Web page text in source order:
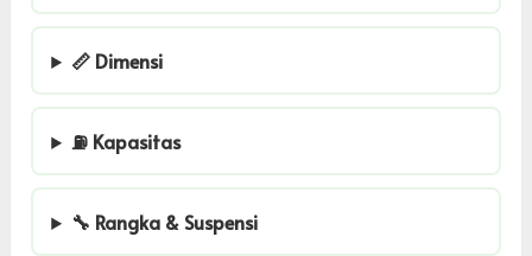
📏 Dimensi
⛽ Kapasitas
🔧 Rangka & Suspensi